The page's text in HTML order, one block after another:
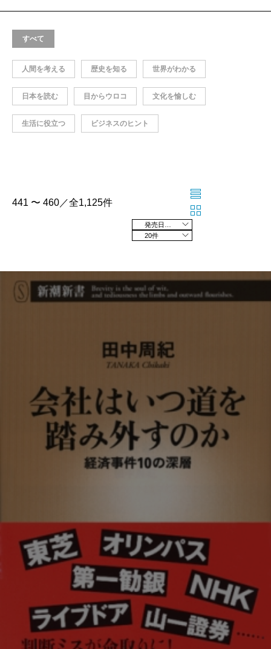
すべて
人間を考える 歴史を知る 世界がわかる
日本を読む 目からウロコ 文化を愉しむ
生活に役立つ ビジネスのヒント
441 〜 460／全1,125件
20件